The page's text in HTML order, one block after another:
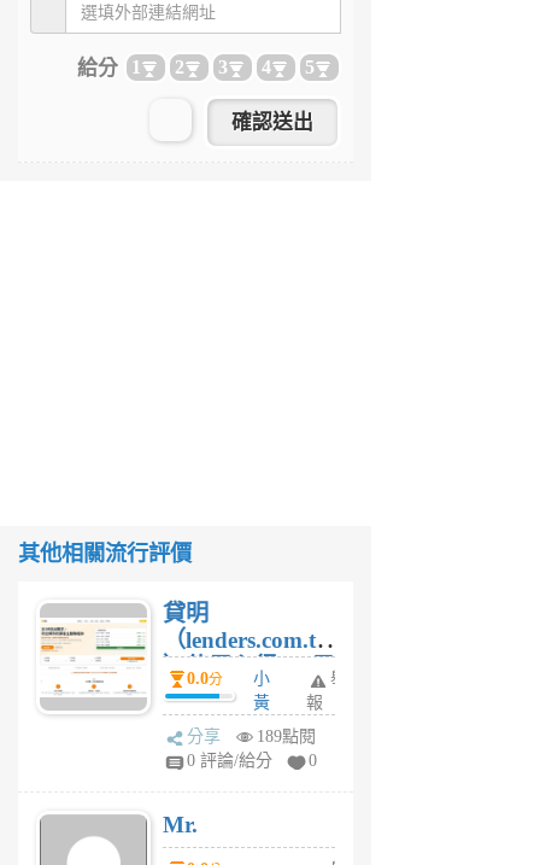
給分 1 2 3 4 5
其他相關流行評價
貸明
（lenders.com.tw
）使用心得 — 民
間貸款比較平台
體驗
0.0分
小
黃
蜂
1
舉
報
分享
189點閱
0 評論/給分
0
Mr.